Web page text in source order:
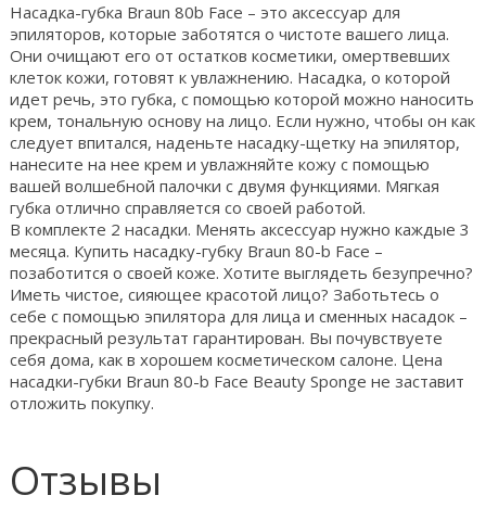
Насадка-губка Braun 80b Face – это аксессуар для
эпиляторов, которые заботятся о чистоте вашего лица.
Они очищают его от остатков косметики, омертвевших
клеток кожи, готовят к увлажнению. Насадка, о которой
идет речь, это губка, с помощью которой можно наносить
крем, тональную основу на лицо. Если нужно, чтобы он как
следует впитался, наденьте насадку-щетку на эпилятор,
нанесите на нее крем и увлажняйте кожу с помощью
вашей волшебной палочки с двумя функциями. Мягкая
губка отлично справляется со своей работой.
В комплекте 2 насадки. Менять аксессуар нужно каждые 3
месяца. Купить насадку-губку Braun 80-b Face –
позаботится о своей коже. Хотите выглядеть безупречно?
Иметь чистое, сияющее красотой лицо? Заботьтесь о
себе с помощью эпилятора для лица и сменных насадок –
прекрасный результат гарантирован. Вы почувствуете
себя дома, как в хорошем косметическом салоне. Цена
насадки-губки Braun 80-b Face Beauty Sponge не заставит
отложить покупку.
Отзывы